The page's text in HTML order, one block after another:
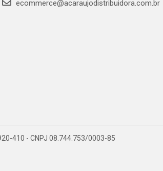
ecommerce@acaraujodistribuidora.com.br
410 - CNPJ 08.744.753/0003-85